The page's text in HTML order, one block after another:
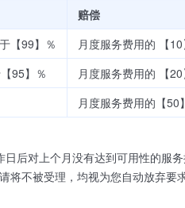
赔偿
【99】％
月度服务费用的 【10
95】％
月度服务费用的 【20
月度服务费用的【50
后对上个月没有达到可用性的服
将不被受理，均视为您自动放弃